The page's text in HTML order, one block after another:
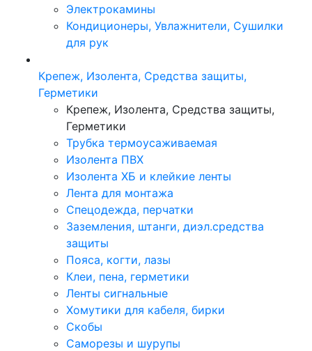
Электрокамины
Кондиционеры, Увлажнители, Сушилки
для рук
Крепеж, Изолента, Средства защиты,
Герметики
Крепеж, Изолента, Средства защиты,
Герметики
Трубка термоусаживаемая
Изолента ПВХ
Изолента ХБ и клейкие ленты
Лента для монтажа
Спецодежда, перчатки
Заземления, штанги, диэл.средства
защиты
Пояса, когти, лазы
Клеи, пена, герметики
Ленты сигнальные
Хомутики для кабеля, бирки
Скобы
Саморезы и шурупы